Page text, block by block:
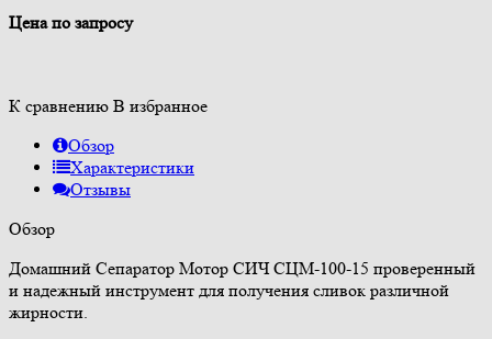
Цена по запросу
К сравнению В избранное
Обзор
Характеристики
Отзывы
Обзор
Домашний Сепаратор Мотор СИЧ СЦМ-100-15 проверенный
и надежный инструмент для получения сливок различной
жирности.